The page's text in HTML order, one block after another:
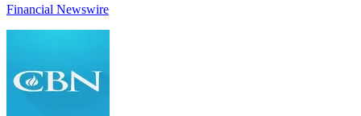
Financial Newswire